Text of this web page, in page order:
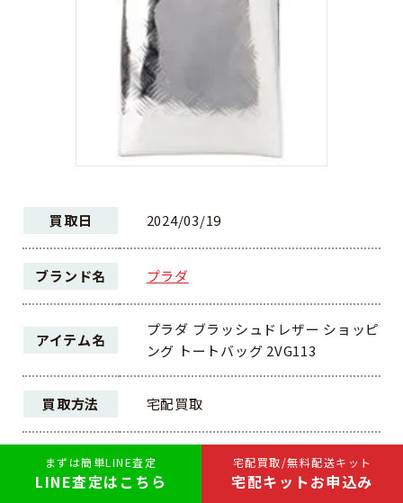
宅配買取/無料配送キット
宅配キットお申込み
まずは簡単LINE査定
LINE査定はこちら
買取日 2024/03/19
ブランド名 プラダ
アイテム名
プラダ ブラッシュドレザー ショッピ
ング トートバッグ 2VG113
買取方法 宅配買取
ランク A